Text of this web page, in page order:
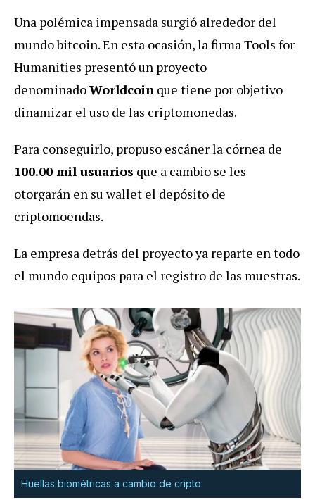
Una polémica impensada surgió alrededor del
mundo bitcoin. En esta ocasión, la firma Tools for
Humanities presentó un proyecto
denominadoWorldcoin que tiene por objetivo
dinamizar el uso de las criptomonedas.
Para conseguirlo, propuso escáner la córnea de
100.00 mil usuarios que a cambio se les
otorgarán en su wallet el depósito de
criptomoendas.
La empresa detrás del proyecto ya reparte en todo
el mundo equipos para el registro de las muestras.
Huellas biométricas a cambio de cripto